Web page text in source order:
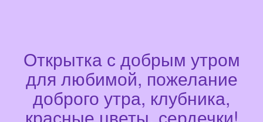
Открытка с добрым утром
для любимой, пожелание
доброго утра, клубника,